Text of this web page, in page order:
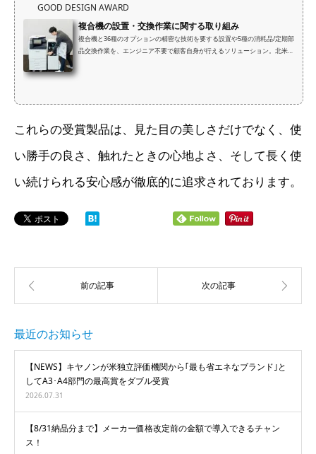
GOOD DESIGN AWARD
複合機の設置・交換作業に関する取り組み
複合機と36種のオプションの精密な技術を要する設置や5種の消耗品/定期部
品交換作業を、エンジニア不要で顧客自身が行えるソリューション。北米や
これらの受賞製品は、見た目の美しさだけでなく、使
い勝手の良さ、触れたときの心地よさ、そして長く使
い続けられる安心感が徹底的に追求されております。
最近のお知らせ
【NEWS】キヤノンが米独立評価機関から｢最も省エネなブランド｣と
してA3･A4部門の最高賞をダブル受賞
2026.07.31
【8/31納品分まで】メーカー価格改定前の金額で導入できるチャン
ス！